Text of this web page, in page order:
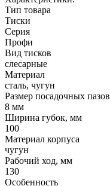
Тип товара
Тиски
Серия
Профи
Вид тисков
слесарные
Материал
сталь, чугун
Размер посадочных пазов
8 мм
Ширина губок, мм
100
Материал корпуса
чугун
Рабочий ход, мм
130
Особенность